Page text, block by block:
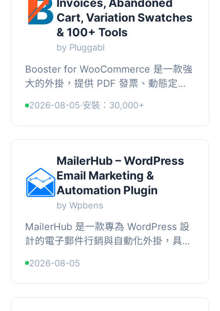
Invoices, Abandoned
Cart, Variation Swatches
& 100+ Tools
by Pluggabl
Booster for WooCommerce 是一款強
大的外掛，提供 PDF 發票、動態定
100 種工具，幫助商店提升功能與效
能，簡化 WooComme...
2026-08-05·安裝：30,000+
MailerHub – WordPress
Email Marketing &
Automation Plugin
by Wpbens
MailerHub 是一款專為 WordPress 設
計的電子郵件行銷與自動化外掛，具備
論是發送電子郵件活動、自動化訂閱者
入門、恢復放...
2026-08-05